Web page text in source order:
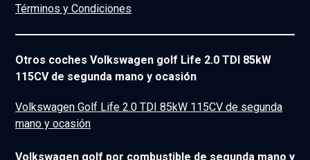
Términos y Condiciones
Otros coches Volkswagen golf Life 2.0 TDI 85kW
115CV de segunda mano y ocasión
Volkswagen Golf Life 2.0 TDI 85kW 115CV de segunda
mano y ocasión
Volkswagen golf por combustible de segunda mano y